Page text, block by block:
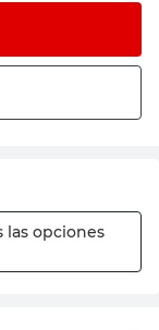
las opciones